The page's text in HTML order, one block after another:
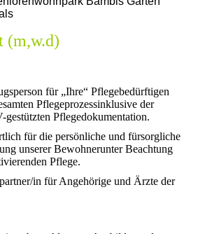
(m,w.d)
für „Ihre“ Pflegebedürftigen
Pflegeprozessinklusive der
Pflegedokumentation.
für die persönliche und fürsorgliche
unserer Bewohnerunter Beachtung
Pflege.
in für Angehörige und Ärzte der